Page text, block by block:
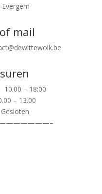
mail
– 18:00
– 13.00